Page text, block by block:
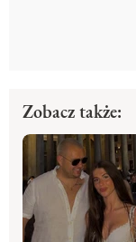
Zobacz także: